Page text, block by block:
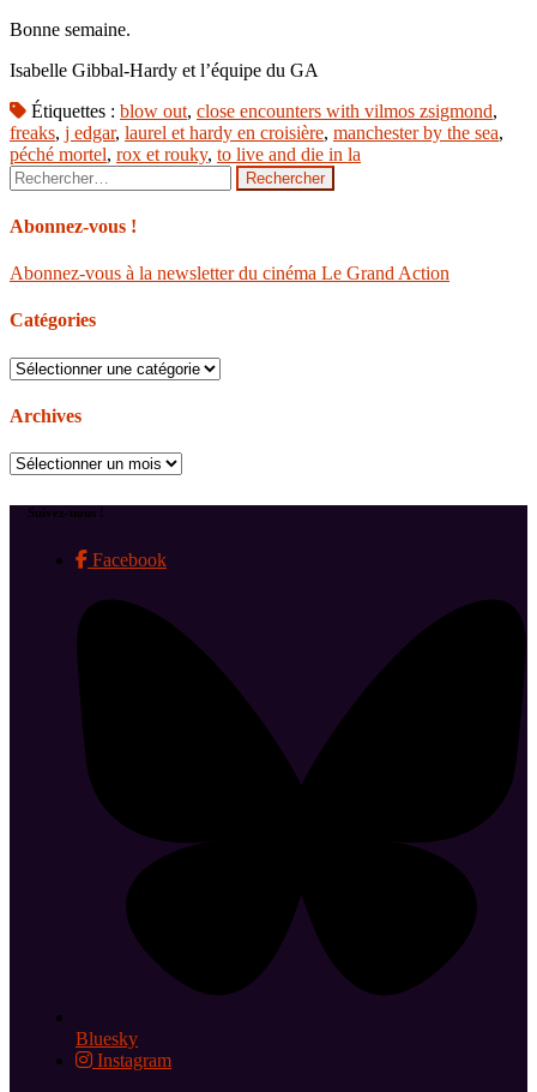
Bonne semaine.
Isabelle Gibbal-Hardy et l’équipe du GA
Étiquettes : blow out, close encounters with vilmos zsigmond,
freaks, j edgar, laurel et hardy en croisière, manchester by the sea,
péché mortel, rox et rouky, to live and die in la
Rechercher :
Abonnez-vous !
Abonnez-vous à la newsletter du cinéma Le Grand Action
Catégories
Catégories
Archives
Archives
Suivez-nous !
Facebook
Bluesky
Instagram